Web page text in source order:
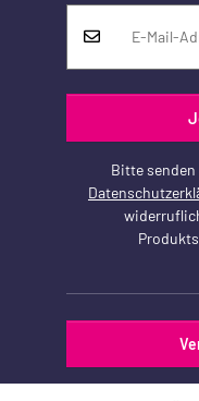
Bitte